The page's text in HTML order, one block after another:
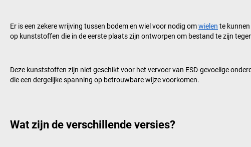
Er is een zekere wrijving tussen bodem en wiel voor nodig omwielen te
op kunststoffen die in de eerste plaats zijn ontworpen om bestand te zijn
Deze kunststoffen zijn niet geschikt voor het vervoer van ESD-gevoelige
die een dergelijke spanning op betrouwbare wijze voorkomen.
Wat zijn de verschillende versies?